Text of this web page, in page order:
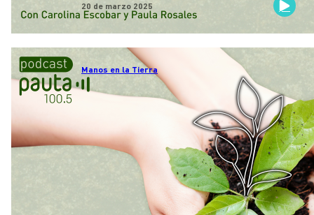
20 de marzo 2025
Manos en la Tierra